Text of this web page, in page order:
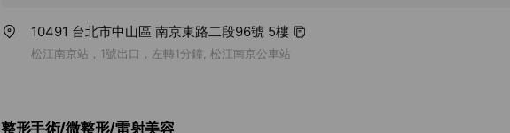
10491 台北市中山區 南京東路二段96號 5樓
松江南京站，1號出口，左轉1分鐘, 松江南京公車站
整形手術/微整形/雷射美容